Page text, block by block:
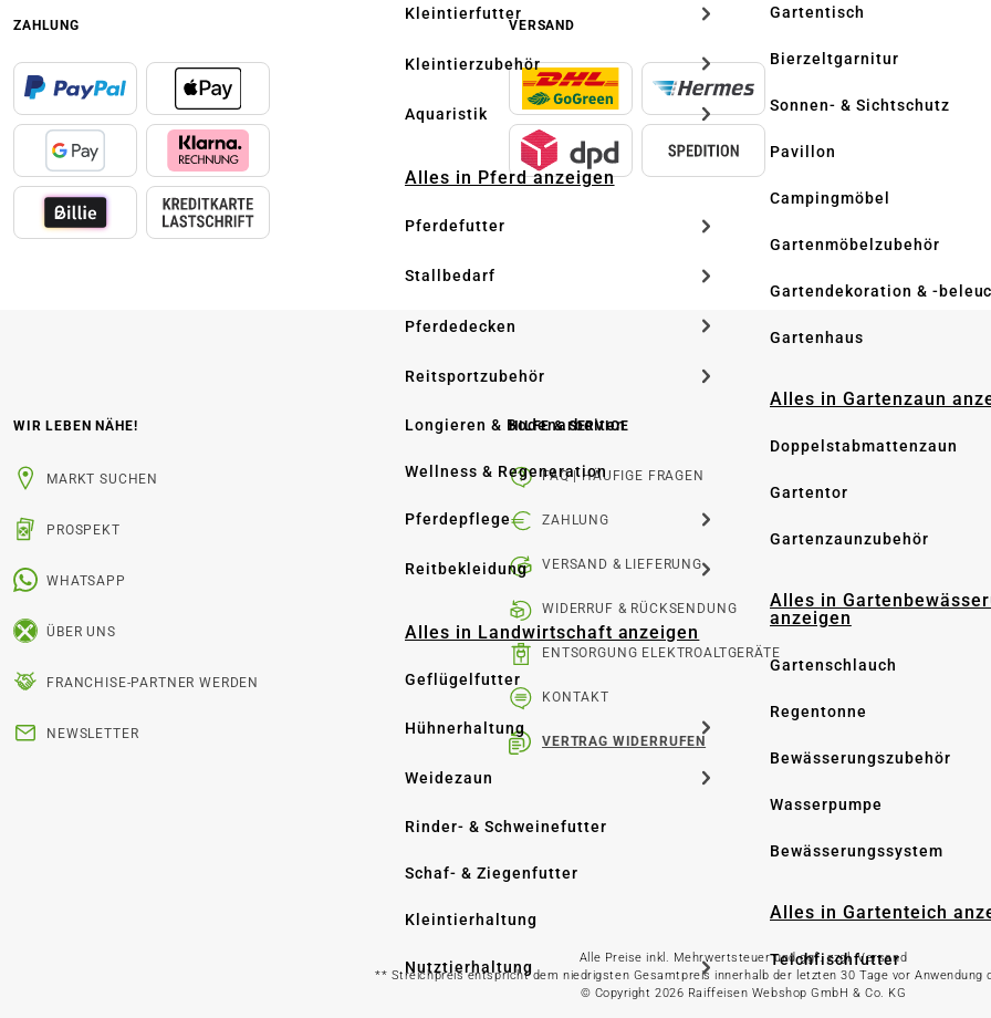
Kleintierfutter
Kleintierzubehör
Aquaristik
Alles in Pferd anzeigen
Pferdefutter
Stallbedarf
Pferdedecken
Reitsportzubehör
Longieren & Bodenarbeiten
Wellness & Regeneration
Pferdepflege
Reitbekleidung
Alles in Landwirtschaft anzeigen
Geflügelfutter
Hühnerhaltung
Weidezaun
Rinder- & Schweinefutter
Schaf- & Ziegenfutter
Kleintierhaltung
Nutztierhaltung
Gartentisch
Bierzeltgarnitur
Sonnen- & Sichtschutz
Pavillon
Campingmöbel
Gartenmöbelzubehör
Gartendekoration & -
Gartenhaus
Alles in Gartenzaun
Doppelstabmattenzaun
Gartentor
Gartenzaunzubehör
Alles in
anzeigen
Gartenschlauch
Regentonne
Bewässerungszubehör
Wasserpumpe
Bewässerungssystem
Alles in Gartenteich
Teichfischfutter
ZAHLUNG VERSAND
WIR LEBEN NÄHE!
MARKT SUCHEN
PROSPEKT
WHATSAPP
ÜBER UNS
FRANCHISE-PARTNER WERDEN
NEWSLETTER
HILFE & SERVICE
FAQ | HÄUFIGE FRAGEN
ZAHLUNG
VERSAND & LIEFERUNG
WIDERRUF & RÜCKSENDUNG
ENTSORGUNG ELEKTROALTGERÄTE
KONTAKT
VERTRAG WIDERRUFEN
Alle Preise inkl. Mehrwertsteuer und ggf. zzgl. Versand
** Streichpreis entspricht dem niedrigsten Gesamtpreis innerhalb der letzten 30 Tage vor Anwendung
© Copyright 2026 Raiffeisen Webshop GmbH & Co. KG